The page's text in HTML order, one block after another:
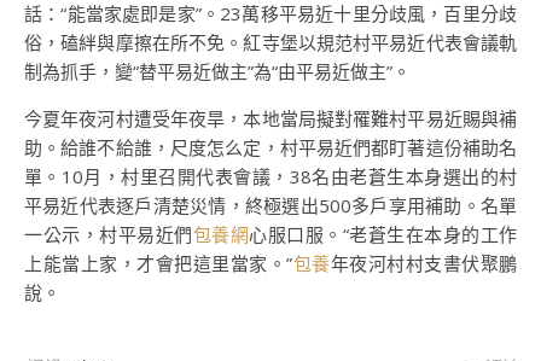
話：“能當家處即是家”。23萬移平易近十里分歧風，百里分歧
俗，磕絆與摩擦在所不免。紅寺堡以規范村平易近代表會議軌
制為抓手，變“替平易近做主”為“由平易近做主”。
今夏年夜河村遭受年夜旱，本地當局擬對罹難村平易近賜與補
助。給誰不給誰，尺度怎么定，村平易近們都盯著這份補助名
單。10月，村里召開代表會議，38名由老蒼生本身選出的村
平易近代表逐戶清楚災情，終極選出500多戶享用補助。名單
一公示，村平易近們包養網心服口服。“老蒼生在本身的工作
上能當上家，才會把這里當家。”包養年夜河村村支書伏聚鵬
說。